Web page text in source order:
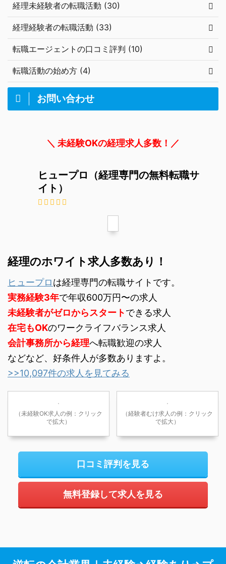
経理未経験者の転職活動 (30)
経理経験者の転職活動 (33)
転職エージェントの口コミ評判 (10)
転職活動の始め方 (4)
お問い合わせ
＼ 未経験OKの経理求人多数！／
ヒュープロ（経理専門の無料転職サ
イト）
経理のホワイト求人多数あり！
ヒュープロは経理専門の転職サイトです。
実務経験3年で年収600万円〜の求人
未経験者がゼロからスタートできる求人
在宅もOKのワークライフバランス求人
会計事務所から経理へ転職歓迎の求人
などなど、好条件人が多数ありますよ。
>>10,097件の求人を見てみる
（未経験OK求人の例：クリック
で拡大）
（経験者むけ求人の例：クリック
で拡大）
口コミ評判を見る
無料登録して求人を見る